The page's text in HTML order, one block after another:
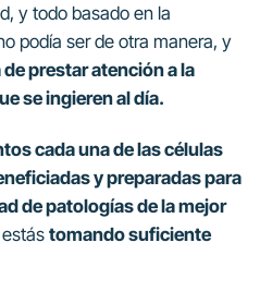
y todo basado en la
podía ser de otra manera, y
de prestar atención a la
se ingieren al día.
cada una de las células
y preparadas para
de patologías de la mejor
tomando suficiente